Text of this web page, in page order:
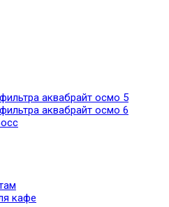
аквабрайт осмо 5
аквабрайт осмо 6
кафе